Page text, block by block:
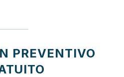
PREVENTIVO